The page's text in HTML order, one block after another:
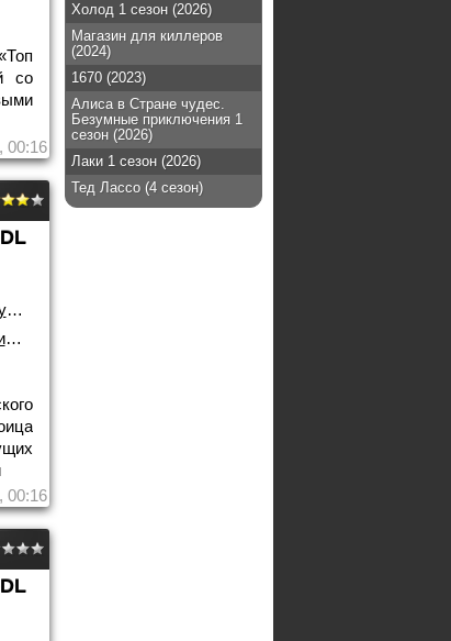
со
00:16
00:16
Холод 1 сезон (2026)
Магазин для киллеров
(2024)
1670 (2023)
Алиса в Стране чудес.
Безумные приключения 1
сезон (2026)
Лаки 1 сезон (2026)
Тед Лассо (4 сезон)